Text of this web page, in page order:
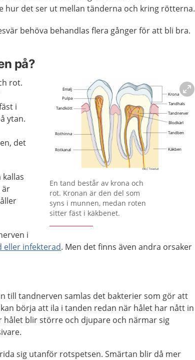
hur det ser ut mellan tänderna och kring rötterna.
behöva behandlas flera gånger för att bli bra.
på?
Förstora bilden
En tand består av krona och
rot. Kronan är den del som
syns i munnen, medan roten
sitter fäst i käkbenet.
rot.
i
ytan.
det
är
i
eller infekterad. Men det finns även andra orsaker
till tandnerven samlas det bakterier som gör att
börja att ila i tanden redan när hålet har nått in
hålet blir större och djupare och närmar sig
sig utanför rotspetsen. Smärtan blir då mer